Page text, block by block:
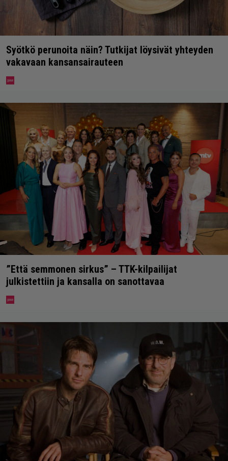
Syötkö perunoita näin? Tutkijat löysivät yhteyden
vakavaan kansansairauteen
”Että semmonen sirkus” – TTK-kilpailijat
julkistettiin ja kansalla on sanottavaa